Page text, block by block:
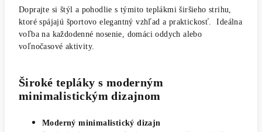
Doprajte si štýl a pohodlie s týmito teplákmi širšieho strihu,
ktoré spájajú športovo elegantný vzhľad a praktickosť. Ideálna
voľba na každodenné nosenie, domáci oddych alebo
voľnočasové aktivity.
Široké tepláky s moderným
minimalistickým dizajnom
Moderný minimalistický dizajn